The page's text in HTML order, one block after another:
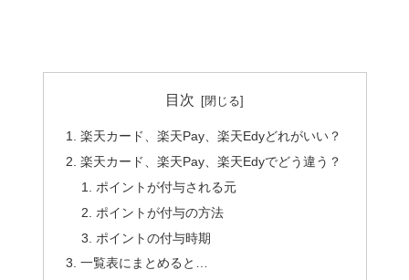
目次
楽天カード、楽天Pay、楽天Edyどれがいい？
楽天カード、楽天Pay、楽天Edyでどう違う？
ポイントが付与される元
ポイントが付与の方法
ポイントの付与時期
一覧表にまとめると…